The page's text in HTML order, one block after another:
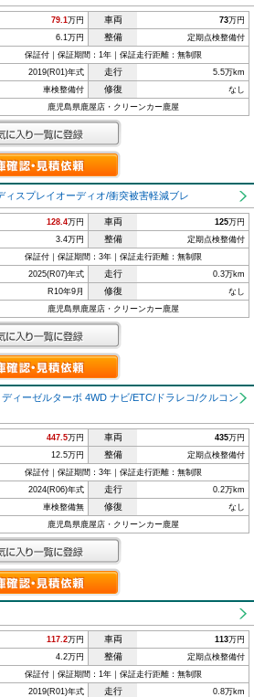
79.1万円 車両 73万円
6.1万円 整備 定期点検整備付
保証付｜保証期間：1年｜保証走行距離：無制限
2019(R01)年式 走行 5.5万km
車検整備付 修復 なし
鹿児島県鹿屋店・クリーンカー鹿屋
ィスプレイオーディオ/衝突被害軽減ブレ
128.4万円 車両 125万円
3.4万円 整備 定期点検整備付
保証付｜保証期間：3年｜保証走行距離：無制限
2025(R07)年式 走行 0.3万km
R10年9月 修復 なし
鹿児島県鹿屋店・クリーンカー鹿屋
ィーゼルターボ 4WD ナビ/ETC/ドラレコ/クルコン
447.5万円 車両 435万円
12.5万円 整備 定期点検整備付
保証付｜保証期間：3年｜保証走行距離：無制限
2024(R06)年式 走行 0.2万km
車検整備無 修復 なし
鹿児島県鹿屋店・クリーンカー鹿屋
117.2万円 車両 113万円
4.2万円 整備 定期点検整備付
保証付｜保証期間：1年｜保証走行距離：無制限
2019(R01)年式 走行 0.8万km